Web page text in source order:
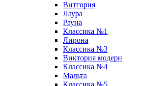
Виттория
Лаура
Рауна
Классика №1
Лирона
Классика №3
Виктория модерн
Классика №4
Мальта
Классика №5